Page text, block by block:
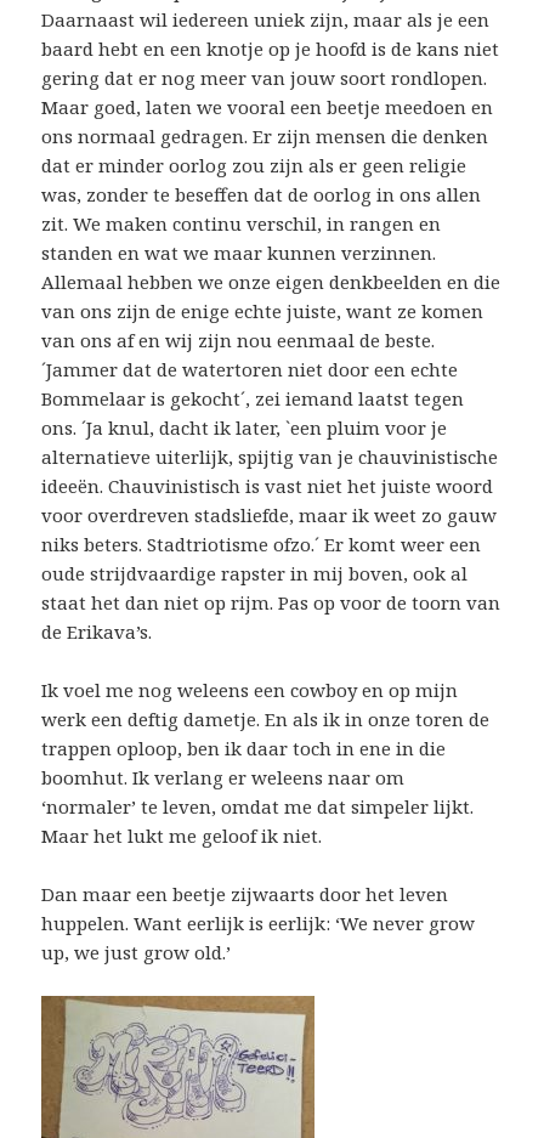
Daarnaast wil iedereen uniek zijn, maar als je een
baard hebt en een knotje op je hoofd is de kans niet
gering dat er nog meer van jouw soort rondlopen.
Maar goed, laten we vooral een beetje meedoen en
ons normaal gedragen. Er zijn mensen die denken
dat er minder oorlog zou zijn als er geen religie
was, zonder te beseffen dat de oorlog in ons allen
zit. We maken continu verschil, in rangen en
standen en wat we maar kunnen verzinnen.
Allemaal hebben we onze eigen denkbeelden en die
van ons zijn de enige echte juiste, want ze komen
van ons af en wij zijn nou eenmaal de beste.
´Jammer dat de watertoren niet door een echte
Bommelaar is gekocht´, zei iemand laatst tegen
ons. ´Ja knul, dacht ik later, `een pluim voor je
alternatieve uiterlijk, spijtig van je chauvinistische
ideeën. Chauvinistisch is vast niet het juiste woord
voor overdreven stadsliefde, maar ik weet zo gauw
niks beters. Stadtriotisme ofzo.´ Er komt weer een
oude strijdvaardige rapster in mij boven, ook al
staat het dan niet op rijm. Pas op voor de toorn van
de Erikava’s.
Ik voel me nog weleens een cowboy en op mijn
werk een deftig dametje. En als ik in onze toren de
trappen oploop, ben ik daar toch in ene in die
boomhut. Ik verlang er weleens naar om
‘normaler’ te leven, omdat me dat simpeler lijkt.
Maar het lukt me geloof ik niet.
Dan maar een beetje zijwaarts door het leven
huppelen. Want eerlijk is eerlijk: ‘We never grow
up, we just grow old.’